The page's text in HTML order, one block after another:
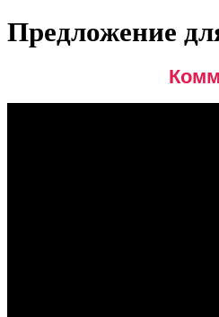
Предложение